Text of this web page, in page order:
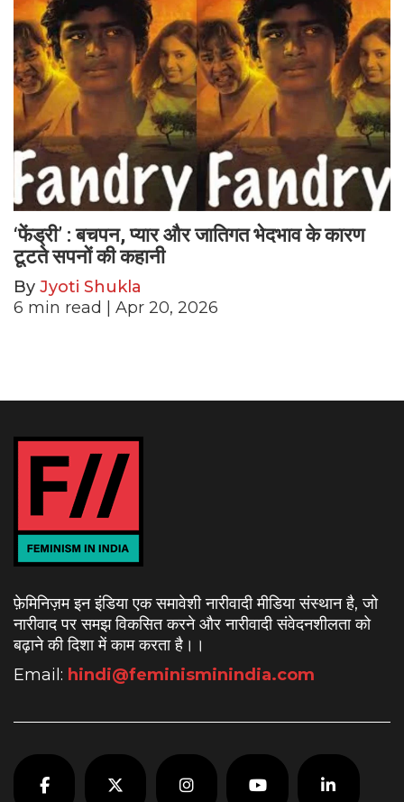
‘फेंड्री’ : बचपन, प्यार और जातिगत भेदभाव के कारण
टूटते सपनों की कहानी
By Jyoti Shukla
6 min read | Apr 20, 2026
फ़ेमिनिज़म इन इंडिया एक समावेशी नारीवादी मीडिया संस्थान है, जो
नारीवाद पर समझ विकसित करने और नारीवादी संवेदनशीलता को
बढ़ाने की दिशा में काम करता है। ।
Email: hindi@feminisminindia.com